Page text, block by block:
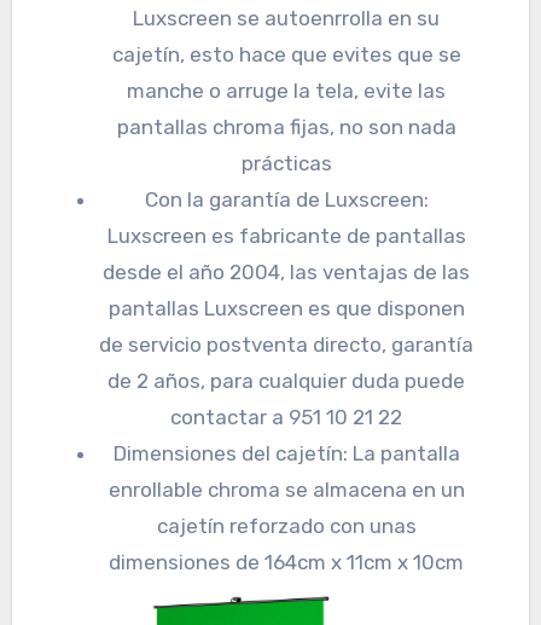
Luxscreen se autoenrrolla en su
cajetín, esto hace que evites que se
manche o arruge la tela, evite las
pantallas chroma fijas, no son nada
prácticas
Con la garantía de Luxscreen:
Luxscreen es fabricante de pantallas
desde el año 2004, las ventajas de las
pantallas Luxscreen es que disponen
de servicio postventa directo, garantía
de 2 años, para cualquier duda puede
contactar a 951 10 21 22
Dimensiones del cajetín: La pantalla
enrollable chroma se almacena en un
cajetín reforzado con unas
dimensiones de 164cm x 11cm x 10cm